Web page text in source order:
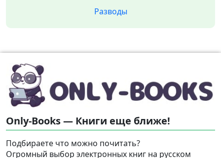
Разводы
Only-Books — Книги еще ближе!
Подбираете что можно почитать?
Огромный выбор электронных книг на русском